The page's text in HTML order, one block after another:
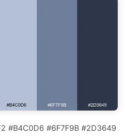
#B4C0D6 #6F7F9B #2D3649